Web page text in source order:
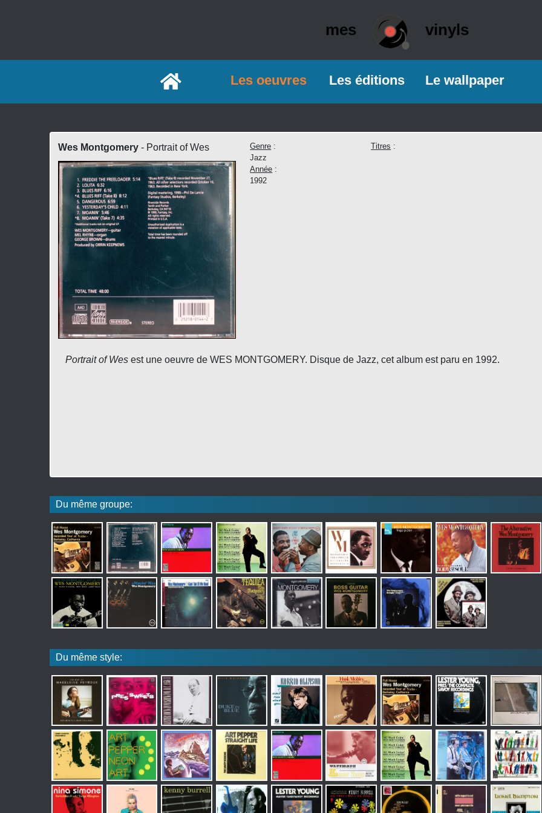
mes vinyls
AccueilLes oeuvres Les éditions Le wallpaper
Wes Montgomery- Portrait of Wes Genre :
Jazz
Année :
1992
Titres :
Portrait of Wesest une oeuvre de WES MONTGOMERY. Disque de Jazz, cet album est paru en 1992.
Du même groupe:
Du même style: